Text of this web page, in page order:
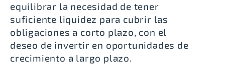
equilibrar la necesidad de tener
suficiente liquidez para cubrir las
obligaciones a corto plazo, con el
deseo de invertir en oportunidades de
crecimiento a largo plazo.